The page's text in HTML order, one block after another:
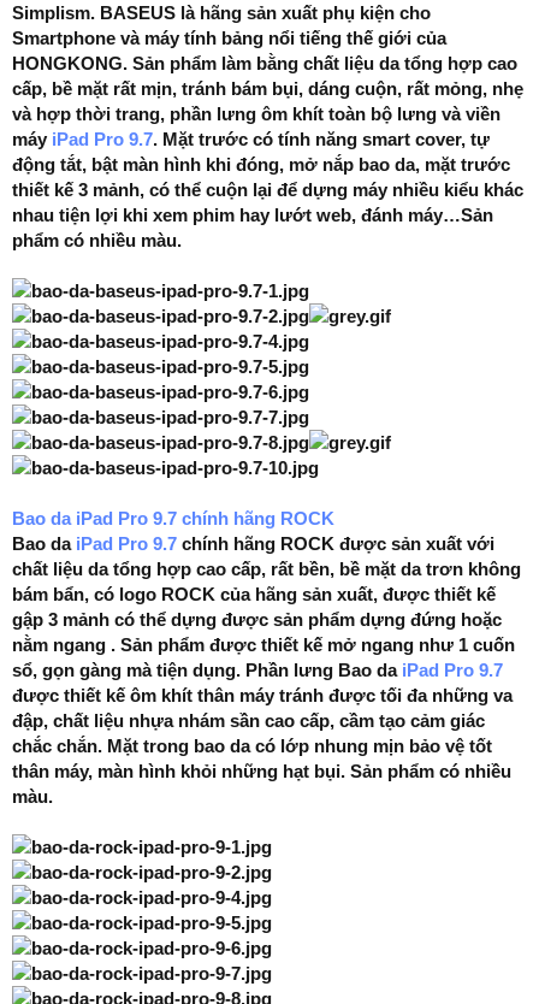
Simplism. BASEUS là hãng sản xuất phụ kiện cho
Smartphone và máy tính bảng nổi tiếng thế giới của
HONGKONG. Sản phẩm làm bằng chất liệu da tổng hợp cao
cấp, bề mặt rất mịn, tránh bám bụi, dáng cuộn, rất mỏng, nhẹ
và hợp thời trang, phần lưng ôm khít toàn bộ lưng và viền
máy iPad Pro 9.7. Mặt trước có tính năng smart cover, tự
động tắt, bật màn hình khi đóng, mở nắp bao da, mặt trước
thiết kế 3 mảnh, có thể cuộn lại để dựng máy nhiều kiểu khác
nhau tiện lợi khi xem phim hay lướt web, đánh máy…Sản
phẩm có nhiều màu.
Bao da iPad Pro 9.7 chính hãng ROCK
Bao da iPad Pro 9.7 chính hãng ROCK được sản xuất với
chất liệu da tổng hợp cao cấp, rất bền, bề mặt da trơn không
bám bẩn, có logo ROCK của hãng sản xuất, được thiết kế
gập 3 mảnh có thể dựng được sản phẩm dựng đứng hoặc
nằm ngang . Sản phẩm được thiết kế mở ngang như 1 cuốn
sổ, gọn gàng mà tiện dụng. Phần lưng Bao da iPad Pro 9.7
được thiết kế ôm khít thân máy tránh được tối đa những va
đập, chất liệu nhựa nhám sần cao cấp, cầm tạo cảm giác
chắc chắn. Mặt trong bao da có lớp nhung mịn bảo vệ tốt
thân máy, màn hình khỏi những hạt bụi. Sản phẩm có nhiều
màu.